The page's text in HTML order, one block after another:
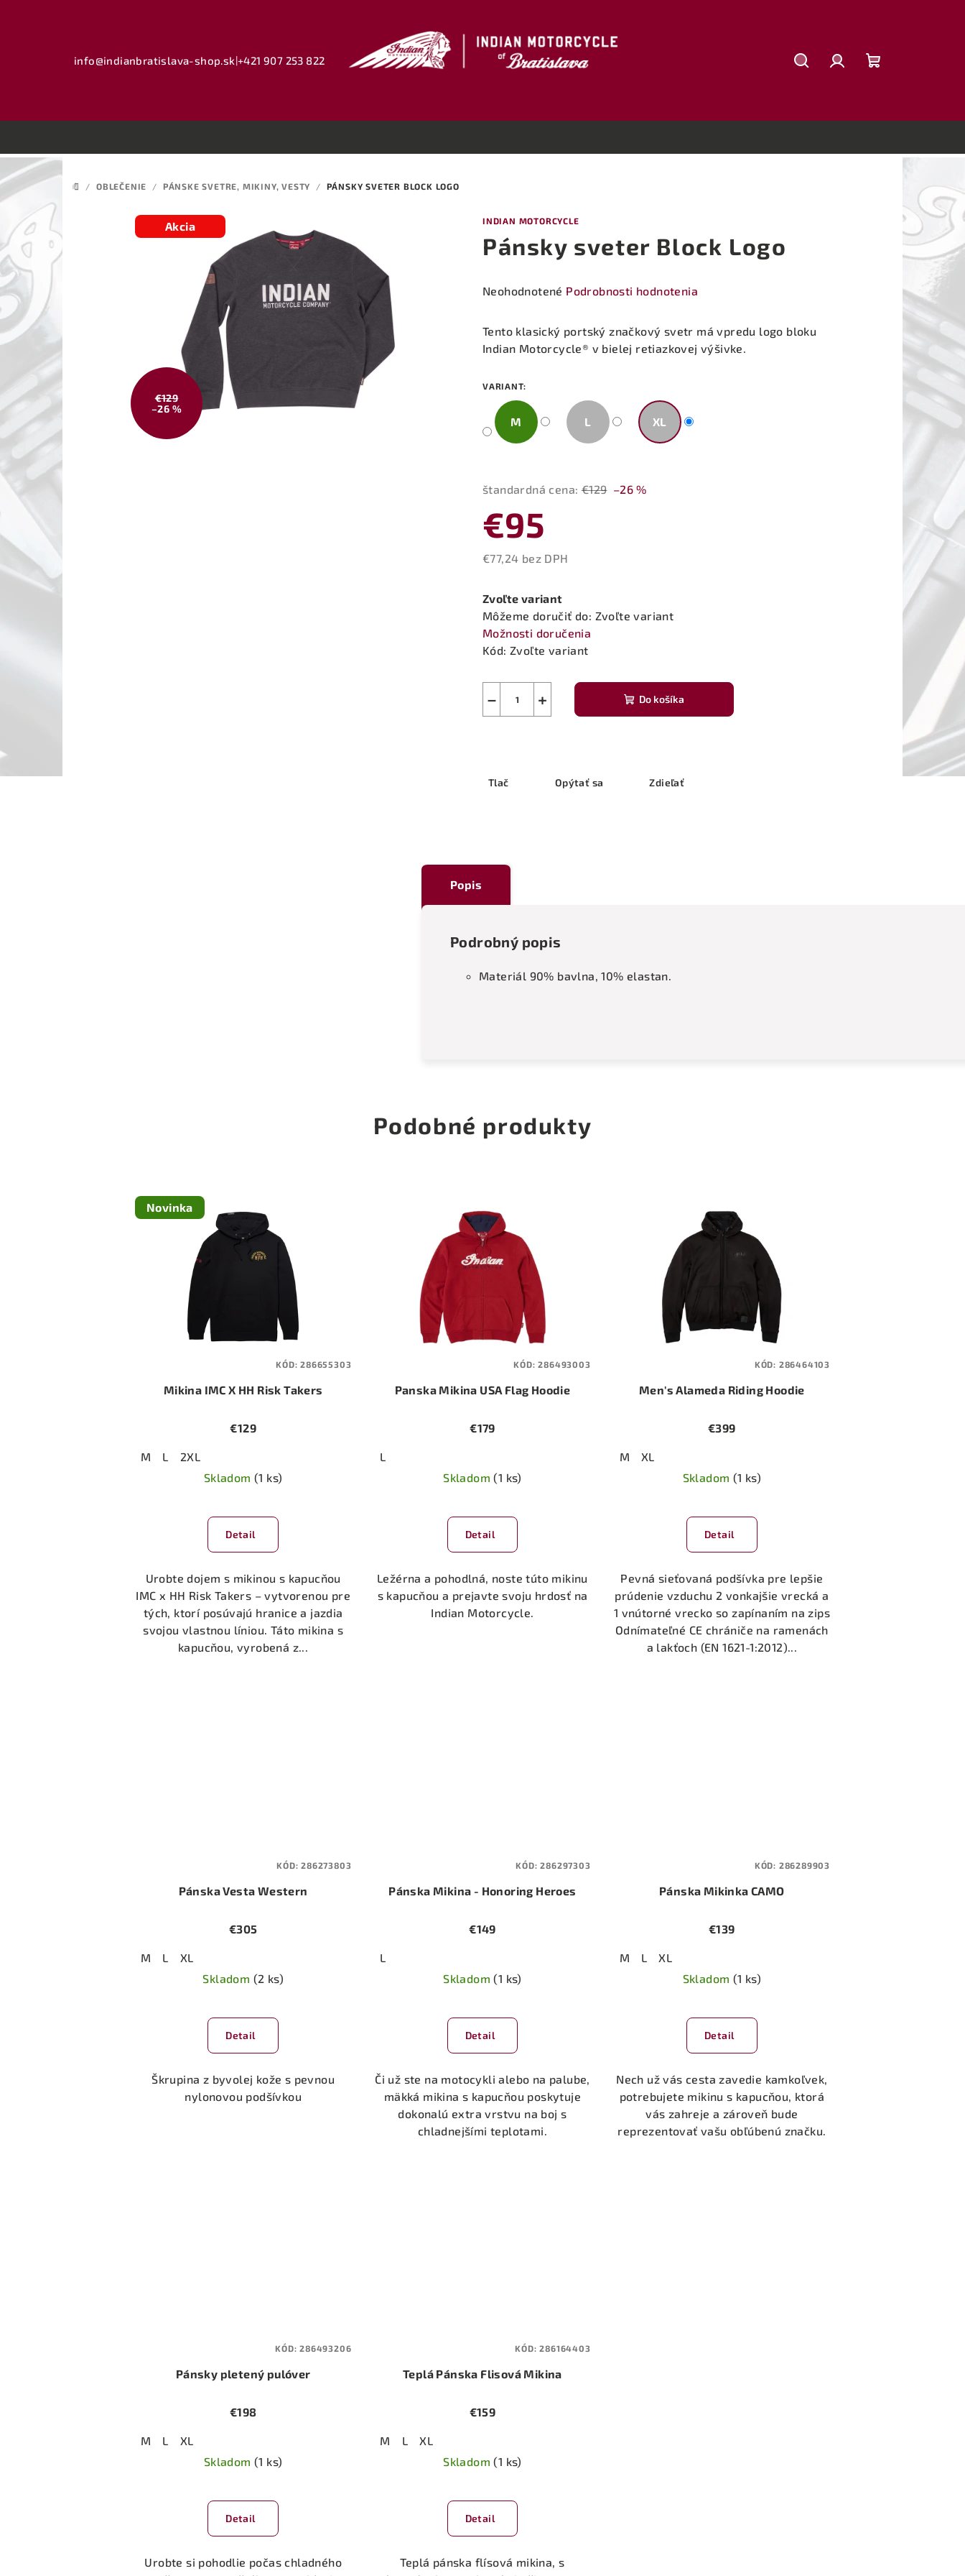
info@indianbratislava-shop.sk|+421 907 253 822
košík
DOMOV
/ OBLEČENIE / PÁNSKE SVETRE, MIKINY, VESTY / PÁNSKY SVETER BLOCK LOGO
INDIAN MOTORCYCLE
Pánsky sveter Block Logo
Priemerné
produktu
5
hviezdičiek.
Neohodnotené Podrobnosti hodnotenia
Tento klasický portský značkový svetr má vpredu logo bloku
Indian Motorcycle® v bielej retiazkovej výšivke.
VARIANT:
M L XL
štandardná cena: €129 –26 %
€95
€77,24 bez DPH
cena:
Zvoľte variant
Môžeme doručiť do: Zvoľte variant
Možnosti doručenia
Kód: Zvoľte variant
+
− Do košíka
Tlač Opýtať sa Zdieľať
Akcia
€129
–26 %
Popis
Podrobný popis
Materiál 90% bavlna, 10% elastan.
Podobné produkty
Novinka
Mikina IMC X HH Risk Takers
€129
M L
2XL
Skladom(1 ks)
Detail
Urobte dojem s mikinou s kapucňou
IMC x HH Risk Takers – vytvorenou pre
tých, ktorí posúvajú hranice a jazdia
svojou vlastnou líniou. Táto mikina s
kapucňou, vyrobená z...
KÓD:286655303
Panska Mikina USA Flag Hoodie
€179
L
Skladom(1 ks)
Detail
Ležérna a pohodlná, noste túto mikinu
s kapucňou a prejavte svoju hrdosť na
Indian Motorcycle.
KÓD:286493003
Men's Alameda Riding Hoodie
€399
M
XL
Skladom (1 ks)
Detail
Pevná sieťovaná podšívka pre lepšie
prúdenie vzduchu 2 vonkajšie vrecká a
1 vnútorné vrecko so zapínaním na zips
Odnímateľné CE chrániče na ramenách
a lakťoch (EN 1621-1:2012)...
KÓD: 286464103
Pánska Vesta Western
€305
M L
XL
Skladom (2 ks)
Detail
Škrupina z byvolej kože s pevnou
nylonovou podšívkou
KÓD:286273803
Pánska Mikina - Honoring Heroes
€149
L
Skladom(1 ks)
Detail
Či už ste na motocykli alebo na palube,
mäkká mikina s kapucňou poskytuje
dokonalú extra vrstvu na boj s
chladnejšími teplotami.
KÓD:286297303
Pánska Mikinka CAMO
€139
M L
XL
Skladom (1 ks)
Detail
Nech už vás cesta zavedie kamkoľvek,
potrebujete mikinu s kapucňou, ktorá
vás zahreje a zároveň bude
reprezentovať vašu obľúbenú značku.
KÓD: 286289903
Pánsky pletený pulóver
€198
M L
XL
Skladom(1 ks)
hodnotenie
produktu
je
Detail
Urobte si pohodlie počas chladného
KÓD:286493206
Teplá Pánska Flisová Mikina
€159
M L
XL
Skladom(1 ks)
Detail
Teplá pánska flísová mikina, s
KÓD:286164403